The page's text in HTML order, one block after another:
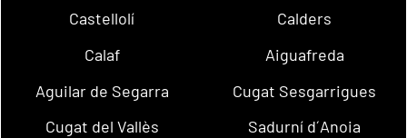
Castellolí
Calders
Calaf
Aiguafreda
Aguilar de Segarra
Cugat Sesgarrigues
Cugat del Vallès
Sadurní d´Anoia